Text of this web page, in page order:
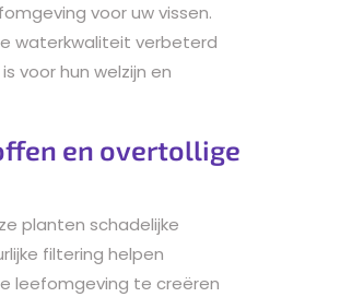
voor uw vissen.
waterkwaliteit verbeterd
voor hun welzijn en
en overtollige
planten schadelijke
filtering helpen
leefomgeving te creëren